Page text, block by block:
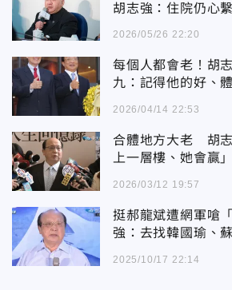
胡志強：住院仍心
2026/05/26 22:20
每個人都會老！胡
九：記得他的好、
2026/04/14 22:53
合體地方大老 胡
上一層樓、她會贏」
2026/03/12 19:57
挺郝龍斌遭網軍嗆
強：去找韓國瑜、
2025/10/17 22:14